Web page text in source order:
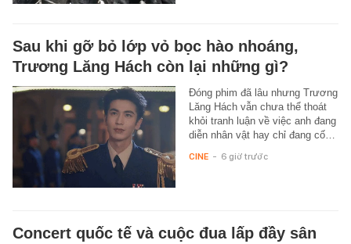
Sau khi gỡ bỏ lớp vỏ bọc hào nhoáng,
Trương Lăng Hách còn lại những gì?
Đóng phim đã lâu nhưng Trương
Lăng Hách vẫn chưa thể thoát
khỏi tranh luận về việc anh đang
diễn nhân vật hay chỉ đang cố…
CINE - 6 giờ trước
Concert quốc tế và cuộc đua lấp đầy sân